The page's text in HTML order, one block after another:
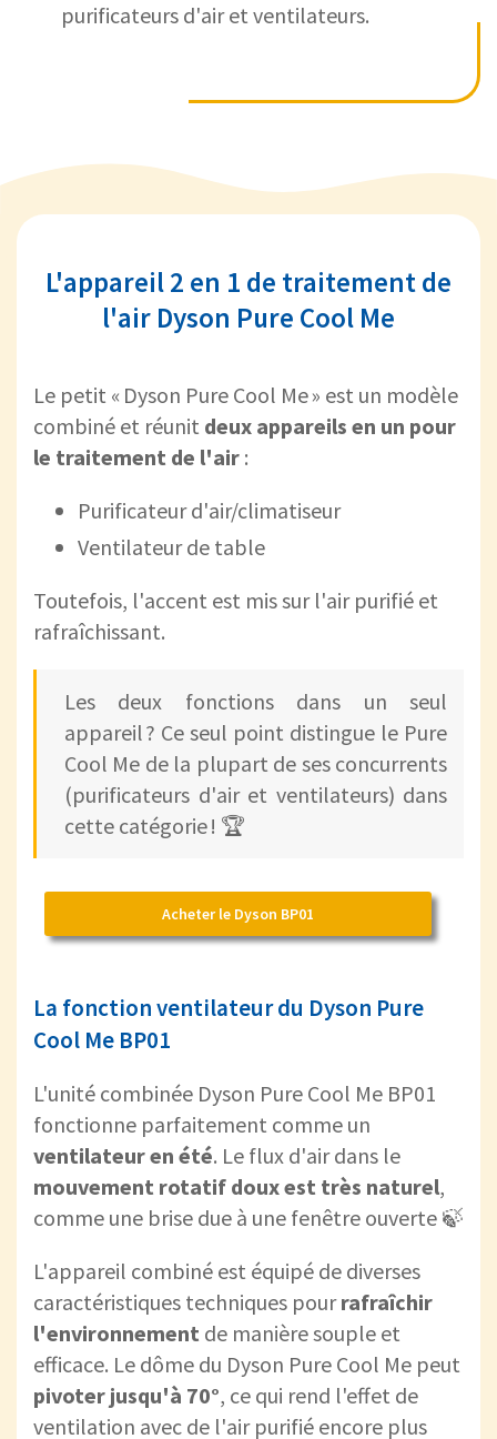
purificateurs d'air et ventilateurs.
L'appareil 2 en 1 de traitement de
l'air Dyson Pure Cool Me
Le petit « Dyson Pure Cool Me » est un modèle
combiné et réunit deux appareils en un pour
le traitement de l'air :
Purificateur d'air/climatiseur
Ventilateur de table
Toutefois, l'accent est mis sur l'air purifié et
rafraîchissant.
Les deux fonctions dans un seul
appareil ? Ce seul point distingue le Pure
Cool Me de la plupart de ses concurrents
(purificateurs d'air et ventilateurs) dans
cette catégorie ! 🏆
Acheter le Dyson BP01
La fonction ventilateur du Dyson Pure
Cool Me BP01
L'unité combinée Dyson Pure Cool Me BP01
ventilateur en été
mouvement rotatif doux est très naturel,
comme une brise due à une fenêtre ouverte 🍃
L'appareil combiné est équipé de diverses
caractéristiques techniques pourrafraîchir
l'environnement de manière souple et
pivoter jusqu'à 70°, ce qui rend l'effet de
ventilation avec de l'air purifié encore plus